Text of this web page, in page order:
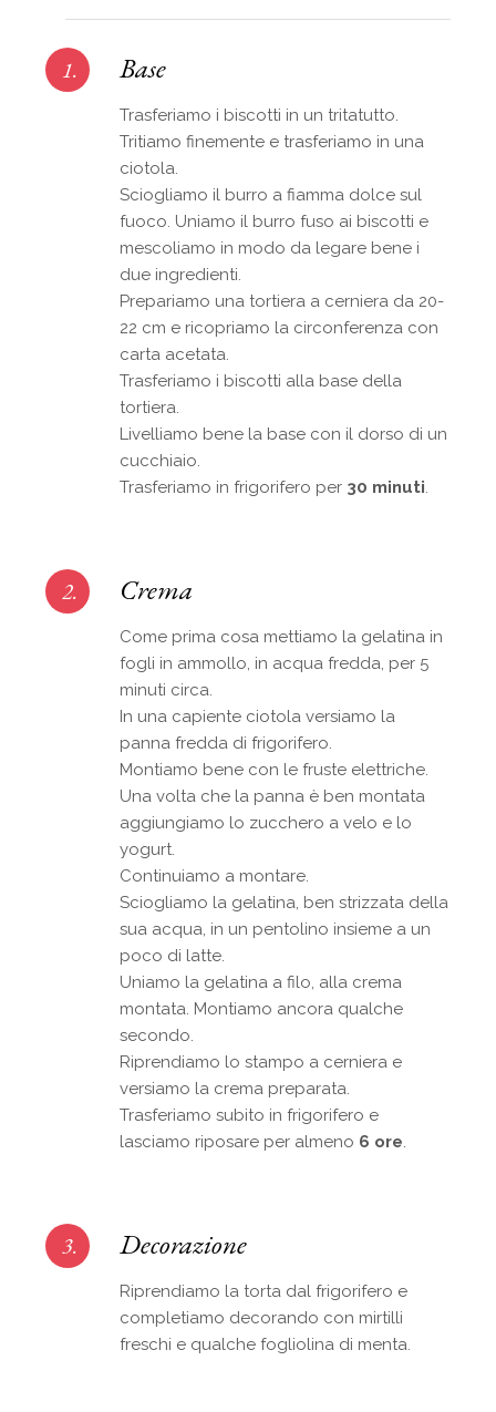
1. Base
Trasferiamo i biscotti in un tritatutto.
Tritiamo finemente e trasferiamo in una
ciotola.
Sciogliamo il burro a fiamma dolce sul
fuoco. Uniamo il burro fuso ai biscotti e
mescoliamo in modo da legare bene i
due ingredienti.
Prepariamo una tortiera a cerniera da 20-
22 cm e ricopriamo la circonferenza con
carta acetata.
Trasferiamo i biscotti alla base della
tortiera.
Livelliamo bene la base con il dorso di un
cucchiaio.
Trasferiamo in frigorifero per 30 minuti.
2. Crema
Come prima cosa mettiamo la gelatina in
fogli in ammollo, in acqua fredda, per 5
minuti circa.
In una capiente ciotola versiamo la
panna fredda di frigorifero.
Montiamo bene con le fruste elettriche.
Una volta che la panna è ben montata
aggiungiamo lo zucchero a velo e lo
yogurt.
Continuiamo a montare.
Sciogliamo la gelatina, ben strizzata della
sua acqua, in un pentolino insieme a un
poco di latte.
Uniamo la gelatina a filo, alla crema
montata. Montiamo ancora qualche
secondo.
Riprendiamo lo stampo a cerniera e
versiamo la crema preparata.
Trasferiamo subito in frigorifero e
lasciamo riposare per almeno 6 ore.
3. Decorazione
Riprendiamo la torta dal frigorifero e
completiamo decorando con mirtilli
freschi e qualche fogliolina di menta.